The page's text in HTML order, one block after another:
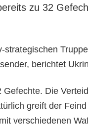
zu 32
berichtet
Die
greift der
verschiedenen